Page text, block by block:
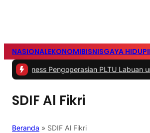
NASIONALEKONOMIBISNISGAYA HIDUP
Pengoperasian PLTU Labuan untuk
SDIF Al Fikri
Beranda » SDIF Al Fikri